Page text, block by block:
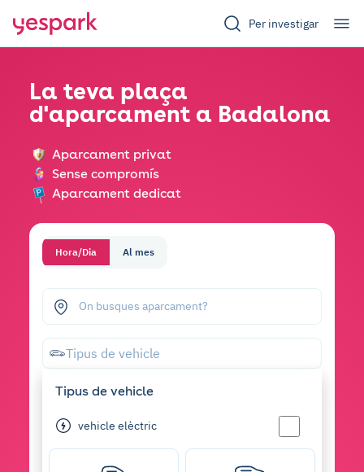
Per investigar
La teva plaça
d'aparcament a Badalona
Aparcament privat
Sense compromís
Aparcament dedicat
Hora/Dia Al mes
On busques aparcament?
Tipus de vehicle
Tipus de vehicle
vehicle elèctric